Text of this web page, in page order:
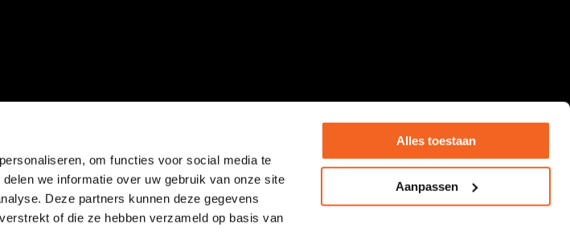
om functies voor social media te
we informatie over uw gebruik van onze site
Deze partners kunnen deze gegevens
of die ze hebben verzameld op basis van
Alles toestaan
Aanpassen